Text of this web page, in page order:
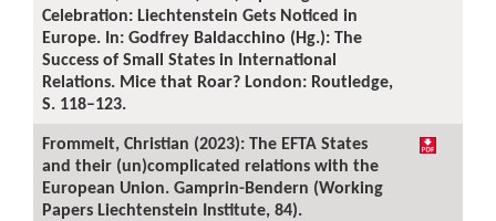
Celebration: Liechtenstein Gets Noticed in
Europe. In: Godfrey Baldacchino (Hg.): The
Success of Small States in International
Relations. Mice that Roar? London: Routledge,
S. 118–123.
Frommelt, Christian (2023): The EFTA States
and their (un)complicated relations with the
European Union. Gamprin-Bendern (Working
Papers Liechtenstein Institute, 84).